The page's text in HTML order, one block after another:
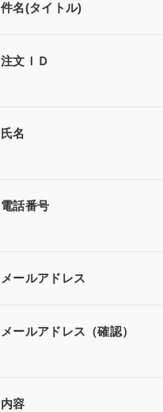
件名(タイトル)
注文ＩＤ
氏名
電話番号
メールアドレス
メールアドレス（確認）
内容